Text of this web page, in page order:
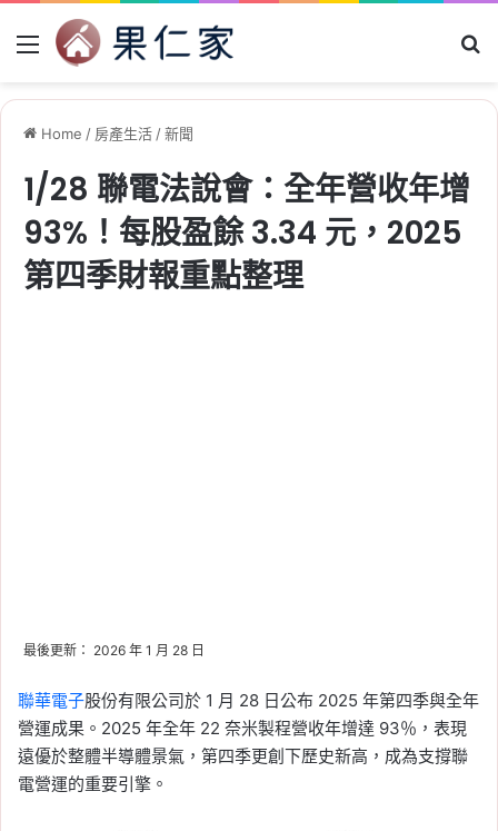
Menu
Home / 房產生活/新聞
1/28 聯電法說會：全年營收年增
93%！每股盈餘 3.34 元，2025
第四季財報重點整理
最後更新： 2026 年 1 月 28 日
聯華電子股份有限公司於 1 月 28 日公布 2025 年第四季與全年
營運成果。2025 年全年 22 奈米製程營收年增達 93％，表現
遠優於整體半導體景氣，第四季更創下歷史新高，成為支撐聯
電營運的重要引擎。